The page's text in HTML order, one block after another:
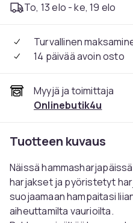
To, 13 elo - ke, 19 elo
Turvallinen
14 päivää avoin osto
Myyjä ja toimittaja
Onlinebutik4u
Tuotteen kuvaus
Näissä
harjakset ja pyöristetyt
suojaamaan hampaitasi
aiheuttamilta vaurioilta.